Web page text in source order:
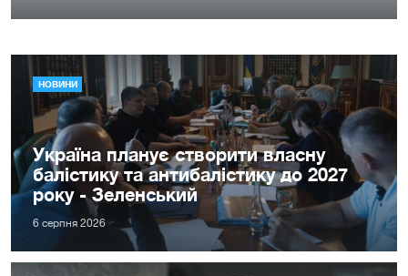
НОВИНИ
Україна планує створити власну
балістику та антибалістику до 2027
року - Зеленський
6 серпня 2026